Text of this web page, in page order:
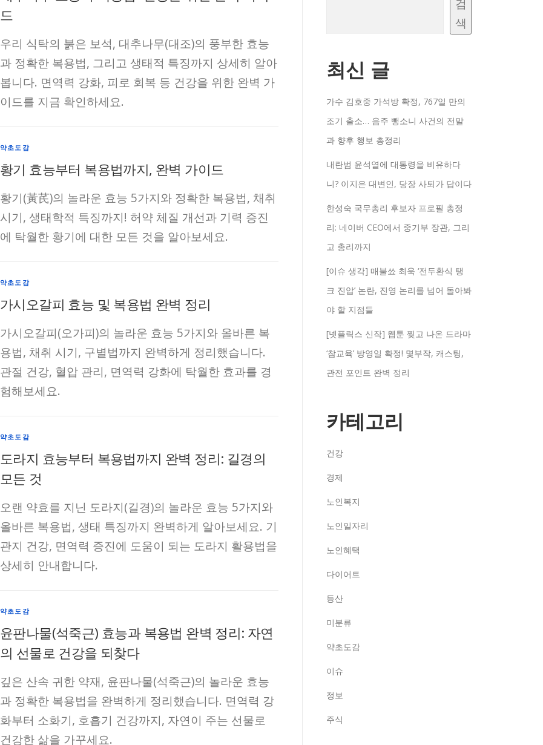
드
우리 식탁의 붉은 보석, 대추나무(대조)의 풍부한 효능
과 정확한 복용법, 그리고 생태적 특징까지 상세히 알아
봅니다. 면역력 강화, 피로 회복 등 건강을 위한 완벽 가
이드를 지금 확인하세요.
약초도감
황기 효능부터 복용법까지, 완벽 가이드
황기(黃芪)의 놀라운 효능 5가지와 정확한 복용법, 채취
시기, 생태학적 특징까지! 허약 체질 개선과 기력 증진
에 탁월한 황기에 대한 모든 것을 알아보세요.
약초도감
가시오갈피 효능 및 복용법 완벽 정리
가시오갈피(오가피)의 놀라운 효능 5가지와 올바른 복
용법, 채취 시기, 구별법까지 완벽하게 정리했습니다.
관절 건강, 혈압 관리, 면역력 강화에 탁월한 효과를 경
험해보세요.
약초도감
도라지 효능부터 복용법까지 완벽 정리: 길경의
모든 것
오랜 약효를 지닌 도라지(길경)의 놀라운 효능 5가지와
올바른 복용법, 생태 특징까지 완벽하게 알아보세요. 기
관지 건강, 면역력 증진에 도움이 되는 도라지 활용법을
상세히 안내합니다.
약초도감
윤판나물(석죽근) 효능과 복용법 완벽 정리: 자연
의 선물로 건강을 되찾다
깊은 산속 귀한 약재, 윤판나물(석죽근)의 놀라운 효능
과 정확한 복용법을 완벽하게 정리했습니다. 면역력 강
화부터 소화기, 호흡기 건강까지, 자연이 주는 선물로
건강한 삶을 가꾸세요.
검
색
최신 글
가수 김호중 가석방 확정, 767일 만의
조기 출소… 음주 뺑소니 사건의 전말
과 향후 행보 총정리
내란범 윤석열에 대통령을 비유하다
니? 이지은 대변인, 당장 사퇴가 답이다
한성숙 국무총리 후보자 프로필 총정
리: 네이버 CEO에서 중기부 장관, 그리
고 총리까지
[이슈 생각] 매불쑈 최욱 ‘전두환식 탱
크 진압’ 논란, 진영 논리를 넘어 돌아봐
야 할 지점들
[넷플릭스 신작] 웹툰 찢고 나온 드라마
‘참교육’ 방영일 확정! 몇부작, 캐스팅,
관전 포인트 완벽 정리
카테고리
건강
경제
노인복지
노인일자리
노인혜택
다이어트
등산
미분류
약초도감
이슈
정보
주식